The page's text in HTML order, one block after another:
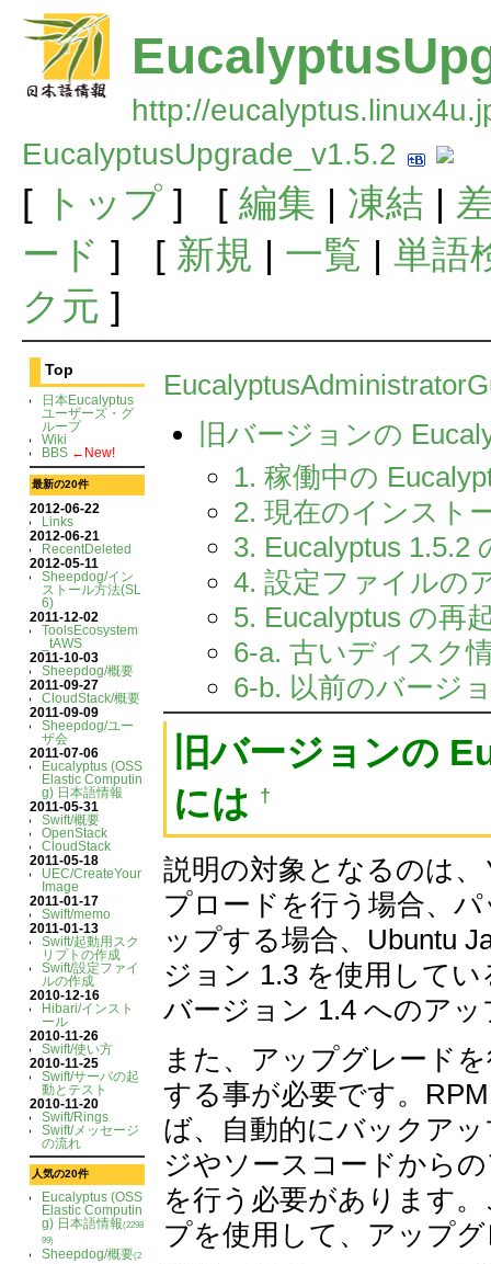
http://
EucalyptusUpgrade_v1.5.2
[ トップ] [ 編集 | 凍結 |
ード ] [ 新規 | 一覧 | 単語
ク元 ]
Top
日本Eucalyptus
ユーザーズ・グ
ループ
Wiki
BBS ←New!
最新の20件
2012-06-22
Links
2012-06-21
RecentDeleted
2012-05-11
Sheepdog/イン
ストール方法(SL
6)
2011-12-02
ToolsEcosystem
_tAWS
2011-10-03
Sheepdog/概要
2011-09-27
CloudStack/概要
2011-09-09
Sheepdog/ユー
ザ会
2011-07-06
Eucalyptus (OSS
Elastic Computin
g) 日本語情報
2011-05-31
Swift/概要
OpenStack
CloudStack
2011-05-18
UEC/CreateYour
Image
2011-01-17
Swift/memo
2011-01-13
Swift/起動用スク
リプトの作成
Swift/設定ファイ
ルの作成
2010-12-16
Hibari/インスト
ール
2010-11-26
Swift/使い方
2010-11-25
Swift/サーバの起
動とテスト
2010-11-20
Swift/Rings
Swift/メッセージ
の流れ
人気の20件
Eucalyptus (OSS
Elastic Computin
g) 日本語情報(2298
99)
Sheepdog/概要(2
旧バージョンの
1. 稼働中の
2. 現在のインスト
3. Eucalyptus 1.5.2
4. 設定ファイルの
5. Eucalyptus の再
6-a. 古いディスク
6-b. 以前のバージ
旧バージョンの
には
†
説明の対象となるのは
プロードを行う場合、
ップする場合、Ubuntu
ジョン 1.3 を使用して
バージョン 1.4 へのア
また、アップグレード
する事が必要です。
ば、自動的にバックア
ジやソースコードから
を行う必要があります
プを使用して、アップ